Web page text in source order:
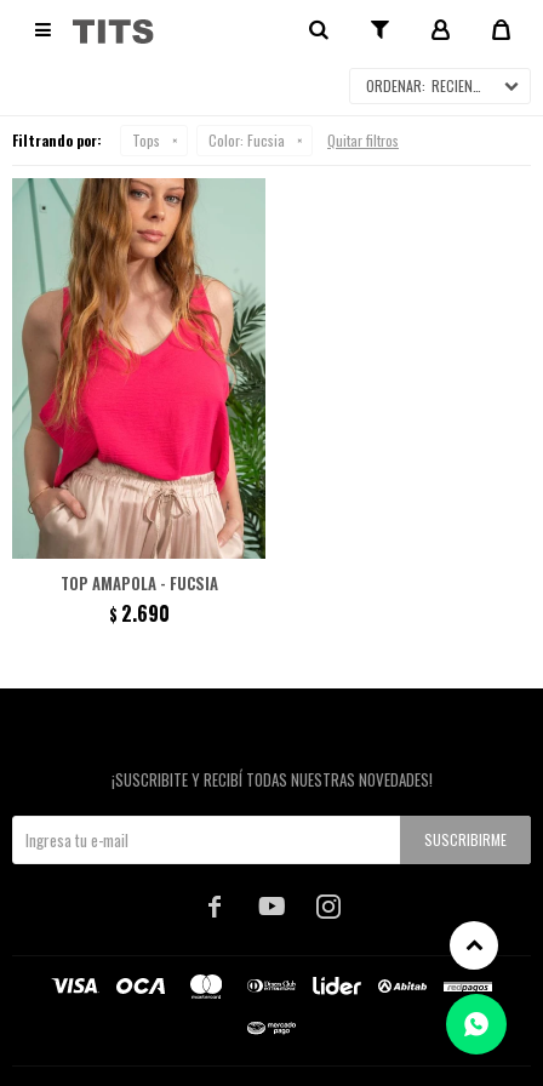

RECIENTES
Filtrando por: Tops Color: Fucsia Quitar filtros
TOP AMAPOLA - FUCSIA
$ 2.690
¡SUSCRIBITE Y RECIBÍ TODAS NUESTRAS NOVEDADES!
SUSCRIBIRME
  